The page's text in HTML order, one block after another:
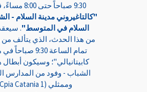
9:30 صباحاً حتى 8:00 مساءً، فعالية بعنوان
"كالتاغيروني مدينة السلام -
السلام في المتوسط".
من هذا الحدث، الذي يتألف
تمام الساعة
كابيتانيالي"؛ وسيكون أبطال
الشباب - وفود من المدارس